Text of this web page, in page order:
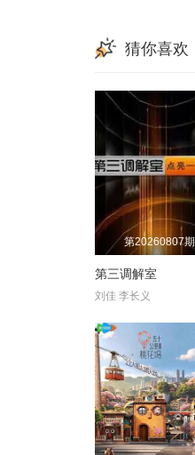
猜你喜欢
第20260807期
第三调解室
刘佳 李长义